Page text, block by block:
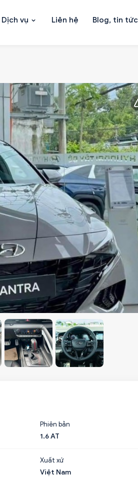
Dịch vụ Liên hệ Blog, tin tức
Phiên bản
1.6 AT
Xuất xứ
Việt Nam